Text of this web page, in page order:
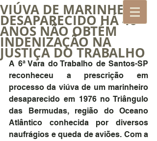
VIÚVA DE MARINHEIRO
DESAPARECIDO HÁ 46
ANOS NÃO OBTÉM
INDENIZAÇÃO NA
JUSTIÇA DO TRABALHO
A 6ª Vara do Trabalho de Santos-SP
reconheceu a prescrição em
processo da viúva de um marinheiro
desaparecido em 1976 no Triângulo
das Bermudas, região do Oceano
Atlântico conhecida por diversos
naufrágios e queda de aviões. Com a